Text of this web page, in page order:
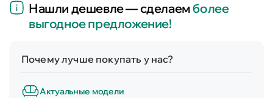
Нашли дешевле — сделаемболее
выгодное предложение!
Почему лучше покупать у нас?
Актуальные модели